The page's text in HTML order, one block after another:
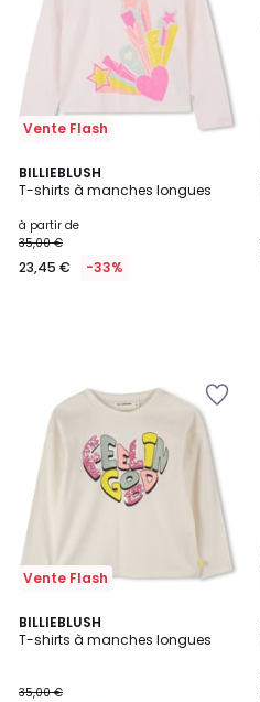
Vente Flash
BILLIEBLUSH
T-shirts à manches longues
à partir de
35,00 €
23,45 € -33%
Vente Flash
BILLIEBLUSH
T-shirts à manches longues
35,00 €